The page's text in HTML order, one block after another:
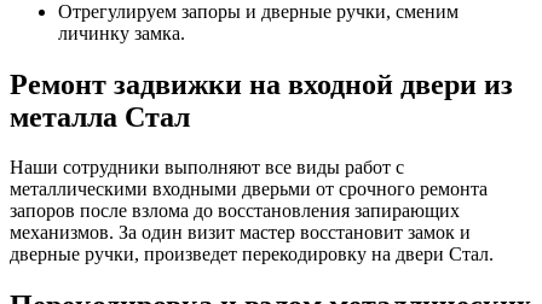
Отрегулируем запоры и дверные ручки, сменим
личинку замка.
Ремонт задвижки на входной двери из
металла Стал
Наши сотрудники выполняют все виды работ с
металлическими входными дверьми от срочного ремонта
запоров после взлома до восстановления запирающих
механизмов. За один визит мастер восстановит замок и
дверные ручки, произведет перекодировку на двери Стал.